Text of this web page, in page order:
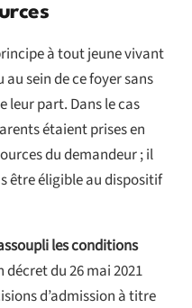
à tout jeune vivant
sein de ce foyer sans
leur part. Dans le cas
étaient prises en
du demandeur ; il
être éligible au dispositif
les conditions
décret du 26 mai 2021
d’admission à titre